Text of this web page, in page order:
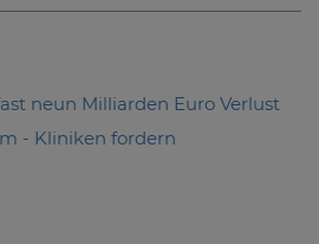
neun Milliarden Euro Verlust
- Kliniken fordern